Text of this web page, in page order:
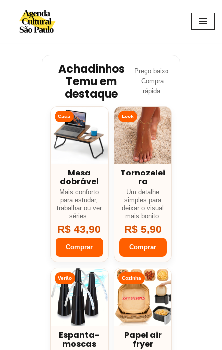
Avançar
Achadinhos
Temu em
destaque
Preço baixo.
Compra
rápida.
Casa
Mesa
dobrável
Mais conforto
para estudar,
trabalhar ou ver
séries.
R$ 43,90
Comprar
Look
Tornozelei
ra
Um detalhe
simples para
deixar o visual
mais bonito.
R$ 5,90
Comprar
Verão
Espanta-
moscas
Cozinha
Papel air
fryer